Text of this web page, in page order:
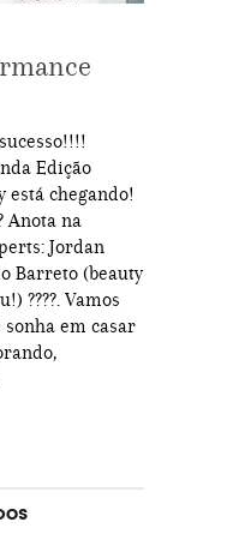
Edição
está chegando!
Anota na
Jordan
Barreto (beauty
????. Vamos
em casar